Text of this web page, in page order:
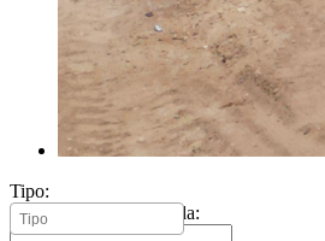
Tipo:
Mínimo metros vivienda: